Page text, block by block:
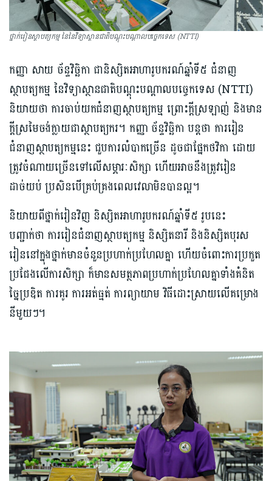
ថ្នាក់រៀនស្ថាបត្យកម្ម នៃនៃវិទ្យាស្ថានជាតិបណ្ដុះបណ្ដាលបច្ចេកទេស (NTTI)
កញ្ញា សាយ ច័ន្ទវិច្ឆិកា ជានិស្សិតអាហារូបករណ៍ឆ្នាំទី៥ ជំនាញ
ស្ថាបត្យកម្ម នៃវិទ្យាស្ថានជាតិបណ្ដុះបណ្ដាលបច្ចេកទេស (NTTI)
និយាយថា ការចាប់យកជំនាញស្ថាបត្យកម្ម ព្រោះក្ដីស្រឡាញ់ និងមាន
ក្ដីស្រមៃចង់ក្លាយជាស្ថាបត្យករ។ កញ្ញា ច័ន្ទវិច្ឆិកា បន្តថា ការរៀន
ជំនាញស្ថាបត្យកម្មនេះ ជួបការលំបាកច្រើន ដូចជាផ្នែកថវិកា ដោយ
ត្រូវចំណាយច្រើនទៅលើសម្ភារៈសិក្សា ហើយ​អាចនឹង​ត្រូវ​រៀន
ដាច់យប់ ប្រសិនបើគ្រប់គ្រងពេលវេលាមិនបានល្អ។
និយាយពីថ្នាក់រៀនវិញ និស្សិតអាហារូបករណ៍ឆ្នាំទី៥ រូបនេះ
បញ្ជាក់ថា ការរៀនជំនាញស្ថាបត្យកម្ម និស្សិតនារី និងនិស្សិតបុរស
រៀននៅក្នុងថ្នាក់មានចំនួនប្រហាក់ប្រហែលគ្នា ហើយចំពោះការប្រកួត
ប្រជែងលើការសិក្សា ក៏មានសមត្ថភាពប្រហាក់ប្រហែលគ្នាទាំងគំនិត
ច្នៃប្រឌិត ការគូរ ការអត់ធ្មត់ ការព្យាយាម វិធីដោះស្រាយលើគម្រោង
នីមួយៗ។